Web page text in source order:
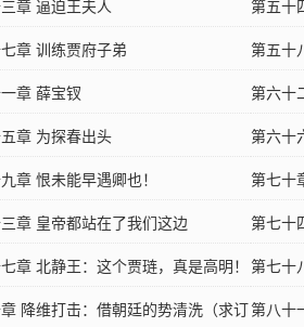
章 逼迫王夫人
第五十
章 训练贾府子弟
第五十
章 薛宝钗
第六十
章 为探春出头
第六十
章 恨未能早遇卿也！
第七十
章 皇帝都站在了我们这边
第七十
章 北静王：这个贾琏，真是高明！ 第七十
降维打击：借朝廷的势清洗（求订第八十